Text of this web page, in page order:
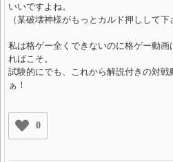
いいですよね。
（某破壊神様がもっとカルド押しして
私は格ゲー全くできないのに格ゲー動
ればこそ。
試験的にでも、これから解説付きの対
ぁ！
0